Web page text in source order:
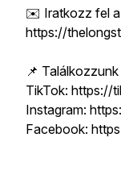
✉️ Iratkozz fel
https://
📌
TikTok: https://
Instagram:
Facebook: